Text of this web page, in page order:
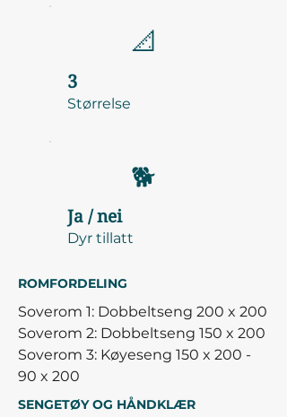
📐
3
Størrelse
🐕
Ja / nei
Dyr tillatt
ROMFORDELING
Soverom 1: Dobbeltseng 200 x 200
Soverom 2: Dobbeltseng 150 x 200
Soverom 3: Køyeseng 150 x 200 -
90 x 200
SENGETØY OG HÅNDKLÆR